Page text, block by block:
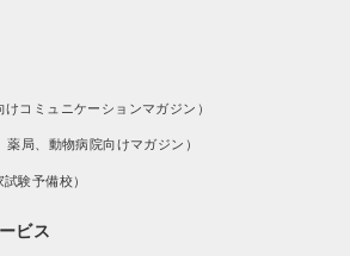
けコミュニケーションマガジン）
薬局、動物病院向けマガジン）
試験予備校）
ビス